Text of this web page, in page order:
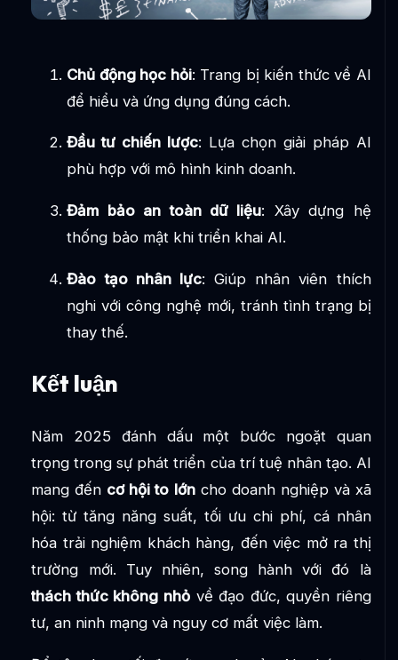
Chủ động học hỏi: Trang bị kiến thức về AI
để hiểu và ứng dụng đúng cách.
Đầu tư chiến lược: Lựa chọn giải pháp AI
phù hợp với mô hình kinh doanh.
Đảm bảo an toàn dữ liệu: Xây dựng hệ
thống bảo mật khi triển khai AI.
Đào tạo nhân lực: Giúp nhân viên thích
nghi với công nghệ mới, tránh tình trạng bị
thay thế.
Kết luận
Năm 2025 đánh dấu một bước ngoặt quan
trọng trong sự phát triển của trí tuệ nhân tạo. AI
mang đến cơ hội to lớncho doanh nghiệp và xã
hội: từ tăng năng suất, tối ưu chi phí, cá nhân
hóa trải nghiệm khách hàng, đến việc mở ra thị
trường mới. Tuy nhiên, song hành với đó là
thách thức không nhỏvề đạo đức, quyền riêng
tư, an ninh mạng và nguy cơ mất việc làm.